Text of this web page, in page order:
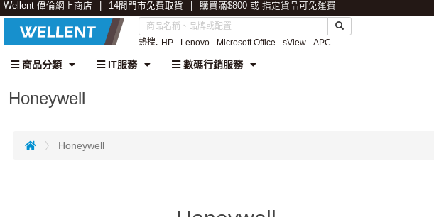
Wellent 偉倫網上商店 14間門市免費取貨 購買滿$800 或 指定貨品可免運費
熱搜: HP Lenovo Microsoft Office sView APC
商品分類 IT服務 數碼行銷服務
Honeywell
Honeywell